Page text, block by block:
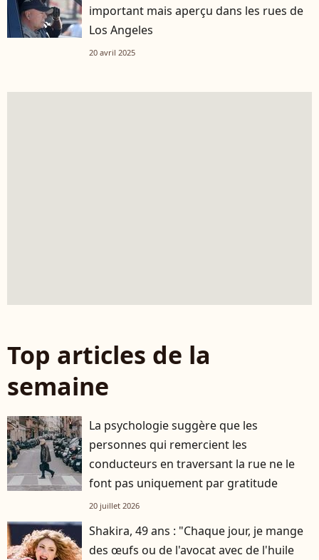
important mais aperçu dans les rues de
Los Angeles
20 avril 2025
Top articles de la
semaine
La psychologie suggère que les
personnes qui remercient les
conducteurs en traversant la rue ne le
font pas uniquement par gratitude
20 juillet 2026
Shakira, 49 ans : "Chaque jour, je mange
des œufs ou de l'avocat avec de l'huile